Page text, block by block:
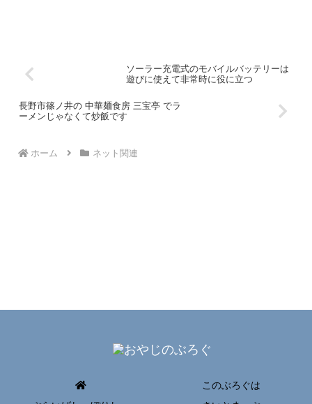
ソーラー充電式のモバイルバッテリーは
遊びに使えて非常時に役に立つ
長野市篠ノ井の 中華麺食房 三宝亭 でラ
ーメンじゃなくて炒飯です
ホーム ネット関連
このぶろぐは